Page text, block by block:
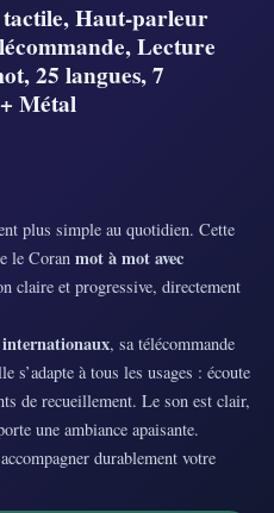
Haut-parleur
Lecture
25 langues, 7
Métal
plus simple au quotidien. Cette
le Coran mot à mot avec
claire et progressive, directement
, sa télécommande
à tous les usages : écoute
de recueillement. Le son est clair,
une ambiance apaisante.
durablement votre